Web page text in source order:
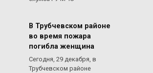
В Трубчевском районе
во время пожара
погибла женщина
Сегодня, 29 декабря, в
Трубчевском районе